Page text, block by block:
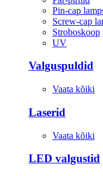
Pin-cap
Screw-cap
Stroboskoop
UV
Valguspuldid
Vaata kõiki
Laserid
Vaata kõiki
LED valgustid